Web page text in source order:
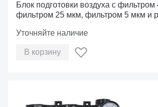
Блок подготовки воздуха с фильтром
фильтром 25 мкм, фильтром 5 мкм и
Уточняйте наличие
В корзину